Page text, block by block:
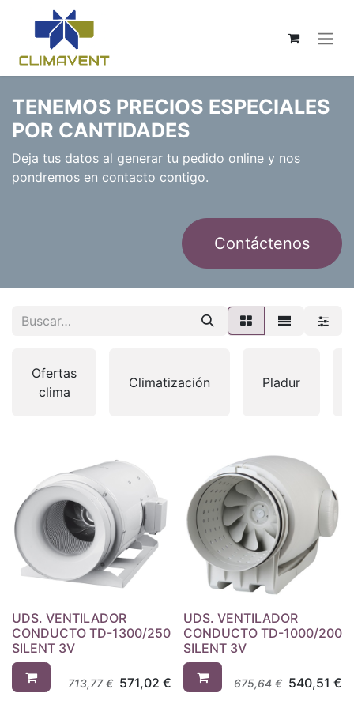
TENEMOS PRECIOS ESPECIALES
POR CANTIDADES
Deja tus datos al generar tu pedido online y nos
pondremos en contacto contigo.
Contáctenos
Ofertas
clima
Climatización Pladur
UDS. VENTILADOR
CONDUCTO TD-1300/250
SILENT 3V
713,77€ 571,02 €
UDS. VENTILADOR
CONDUCTO TD-1000/200
SILENT 3V
675,64€ 540,51 €